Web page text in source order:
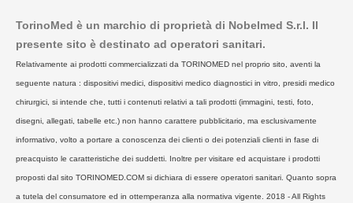
TorinoMed è un marchio di proprietà di Nobelmed S.r.l. Il
presente sito è destinato ad operatori sanitari.
Relativamente ai prodotti commercializzati da TORINOMED nel proprio sito, aventi la
seguente natura : dispositivi medici, dispositivi medico diagnostici in vitro, presidi medico
chirurgici, si intende che, tutti i contenuti relativi a tali prodotti (immagini, testi, foto,
disegni, allegati, tabelle etc.) non hanno carattere pubblicitario, ma esclusivamente
informativo, volto a portare a conoscenza dei clienti o dei potenziali clienti in fase di
preacquisto le caratteristiche dei suddetti. Inoltre per visitare ed acquistare i prodotti
proposti dal sito TORINOMED.COM si dichiara di essere operatori sanitari. Quanto sopra
a tutela del consumatore ed in ottemperanza alla normativa vigente. 2018 - All Rights